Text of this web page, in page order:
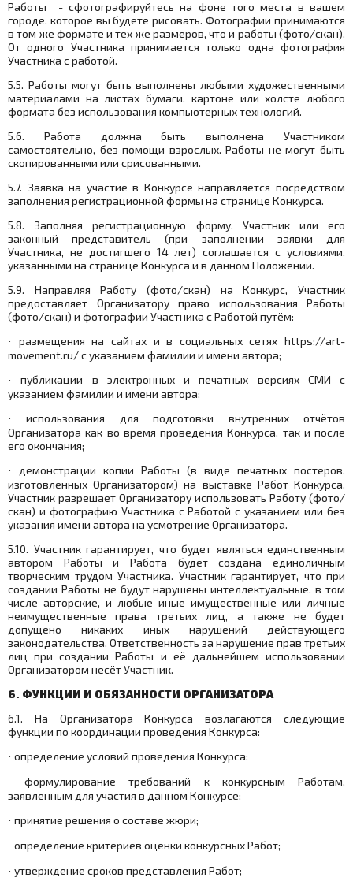
Работы - сфотографируйтесь на фоне того места в вашем
городе, которое вы будете рисовать. Фотографии принимаются
в том же формате и тех же размеров, что и работы (фото/скан).
От одного Участника принимается только одна фотография
Участника с работой.
5.5. Работы могут быть выполнены любыми художественными
материалами на листах бумаги, картоне или холсте любого
формата без использования компьютерных технологий.
5.6. Работа должна быть выполнена Участником
самостоятельно, без помощи взрослых. Работы не могут быть
скопированными или срисованными.
5.7. Заявка на участие в Конкурсе направляется посредством
заполнения регистрационной формы на странице Конкурса.
5.8. Заполняя регистрационную форму, Участник или его
законный представитель (при заполнении заявки для
Участника, не достигшего 14 лет) соглашается с условиями,
указанными на странице Конкурса и в данном Положении.
5.9. Направляя Работу (фото/скан) на Конкурс, Участник
предоставляет Организатору право использования Работы
(фото/скан) и фотографии Участника с Работой путём:
· размещения на сайтах и в социальных сетях https://art-
movement.ru/ с указанием фамилии и имени автора;
·
публикации в электронных и печатных версиях СМИ с
указанием фамилии и имени автора;
·
использования для подготовки внутренних отчётов
Организатора как во время проведения Конкурса, так и после
его окончания;
·
демонстрации копии Работы (в виде печатных постеров,
изготовленных Организатором) на выставке Работ Конкурса.
Участник разрешает Организатору использовать Работу (фото/
скан) и фотографию Участника с Работой с указанием или без
указания имени автора на усмотрение Организатора.
5.10. Участник гарантирует, что будет являться единственным
автором Работы и Работа будет создана единоличным
творческим трудом Участника. Участник гарантирует, что при
создании Работы не будут нарушены интеллектуальные, в том
числе авторские, и любые иные имущественные или личные
неимущественные права третьих лиц, а также не будет
допущено никаких иных нарушений действующего
законодательства. Ответственность за нарушение прав третьих
лиц при создании Работы и её дальнейшем использовании
Организатором несёт Участник.
6. ФУНКЦИИ И ОБЯЗАННОСТИ ОРГАНИЗАТОРА
6.1. На Организатора Конкурса возлагаются следующие
функции по координации проведения Конкурса:
· определение условий проведения Конкурса;
·
формулирование требований к конкурсным Работам,
заявленным для участия в данном Конкурсе;
· принятие решения о составе жюри;
· определение критериев оценки конкурсных Работ;
· утверждение сроков представления Работ;